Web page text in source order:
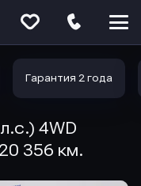
Гарантия 2 года
4WD
356 км.